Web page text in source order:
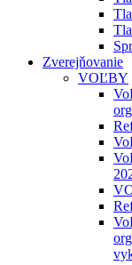
Zverejňovanie
VOĽBY